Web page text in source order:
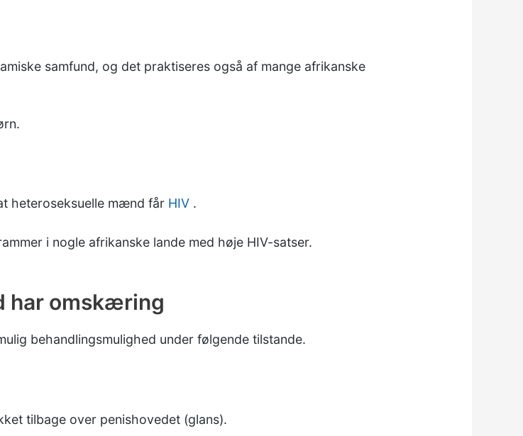
samfund, og det praktiseres også af mange afrikanske
heteroseksuelle mænd får HIV.
i nogle afrikanske lande med høje HIV-satser.
har omskæring
behandlingsmulighed under følgende tilstande.
tilbage over penishovedet (glans).